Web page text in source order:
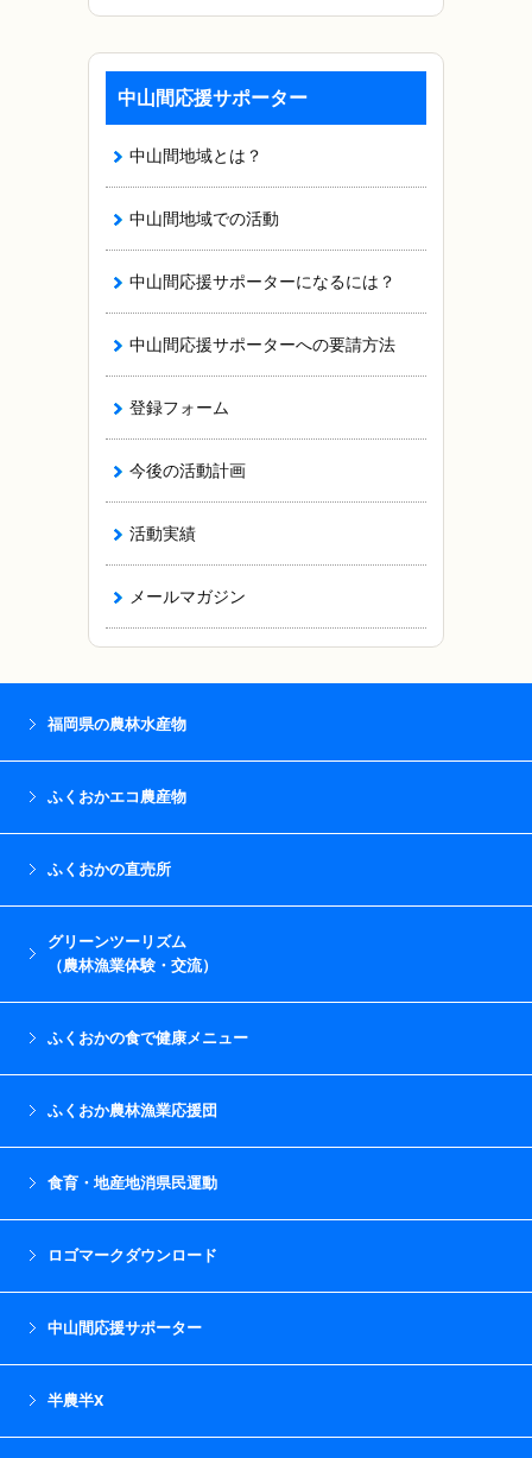
中山間応援サポーター
中山間地域とは？
中山間地域での活動
中山間応援サポーターになるには？
中山間応援サポーターへの要請方法
登録フォーム
今後の活動計画
活動実績
メールマガジン
福岡県の農林水産物
ふくおかエコ農産物
ふくおかの直売所
グリーンツーリズム
（農林漁業体験・交流）
ふくおかの食で健康メニュー
ふくおか農林漁業応援団
食育・地産地消県民運動
ロゴマークダウンロード
中山間応援サポーター
半農半X